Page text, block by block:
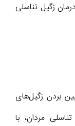
زگیل تناسلی
بردن زگیل‌های
مردان، با